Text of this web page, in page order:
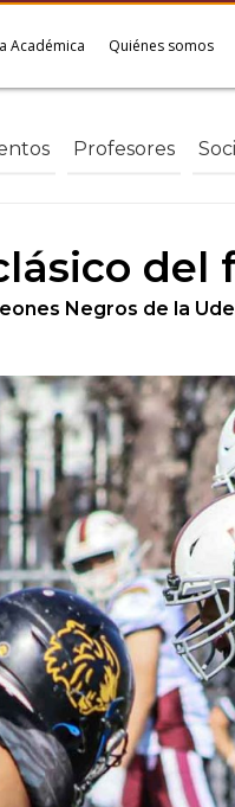
Académica Quiénes somos
Profesores
Negros de la